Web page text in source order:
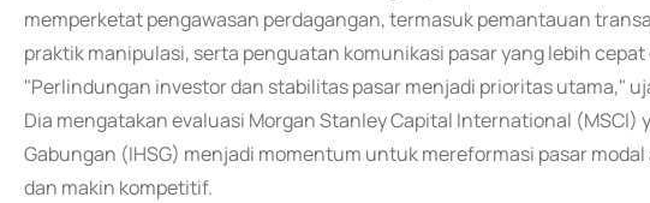
memperketat pengawasan perdagangan, termasuk pemantauan
praktik manipulasi, serta penguatan komunikasi pasar yang lebih cepat
"Perlindungan investor dan stabilitas pasar menjadi prioritas utama,"
Dia mengatakan evaluasi Morgan Stanley Capital International (MSCI)
Gabungan (IHSG) menjadi momentum untuk mereformasi pasar
dan makin kompetitif.